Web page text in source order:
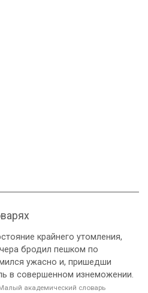
крайнего утомления,
бродил пешком по
ужасно и, пришедши
в совершенном изнеможении.
академический словарь